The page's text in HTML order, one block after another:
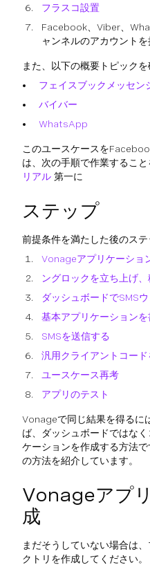
フラスコ設置
Facebook、Viber、
ャンネルのアカウントを
また、以下の概要トピック
フェイスブックメッセン
バイバー
WhatsApp
このユースケースを
は、次の手順で作業すること
リアル 第一に
ステップ
前提条件を満たした後のステ
Vonageアプリケーショ
ングロックを立ち上げ
ダッシュボードでSMS
基本アプリケーションを
SMSを送信する
汎用クライアントコード
ユースケース再考
アプリのテスト
Vonageで同じ結果を得るに
ば、ダッシュボードではな
ケーションを作成する方法
の方法を紹介しています。
Vonageアプ
成
まだそうしていない場合は
クトリを作成してください。